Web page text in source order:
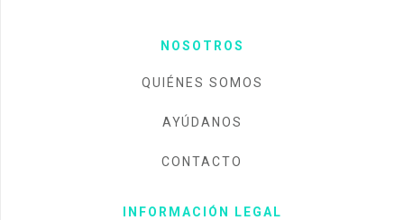
NOSOTROS
QUIÉNES SOMOS
AYÚDANOS
CONTACTO
INFORMACIÓN LEGAL